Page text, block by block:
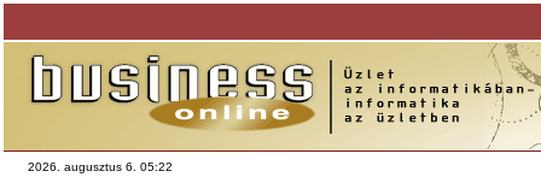
2026. augusztus 6. 05:22